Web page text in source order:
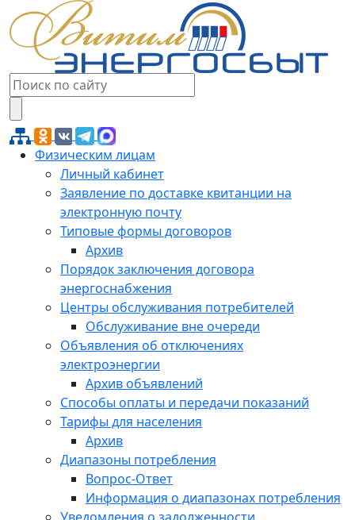
Физическим лицам
Личный кабинет
Заявление по доставке квитанции на
электронную почту
Типовые формы договоров
Архив
Порядок заключения договора
энергоснабжения
Центры обслуживания потребителей
Обслуживание вне очереди
Объявления об отключениях
электроэнергии
Архив объявлений
Способы оплаты и передачи показаний
Тарифы для населения
Архив
Диапазоны потребления
Вопрос-Ответ
Информация о диапазонах потребления